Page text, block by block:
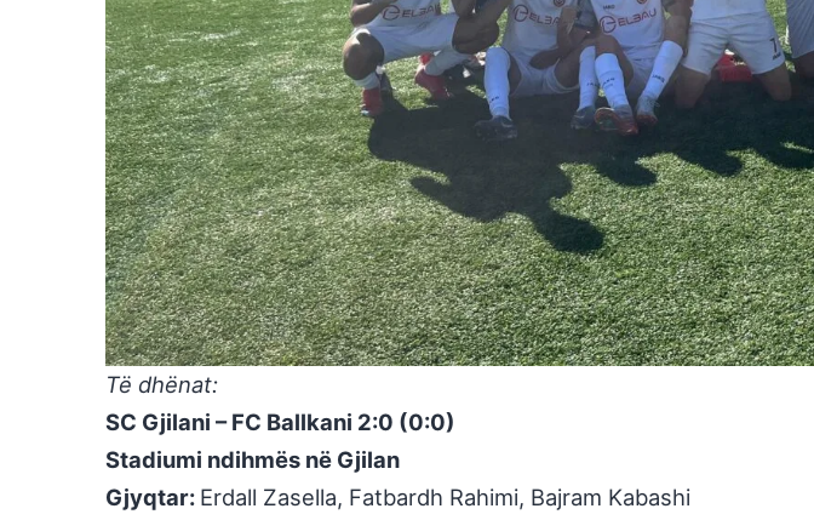
Të dhënat:
SC Gjilani – FC Ballkani 2:0 (0:0)
Stadiumi ndihmës në Gjilan
Gjyqtar: Erdall Zasella, Fatbardh Rahimi, Bajram Kabashi